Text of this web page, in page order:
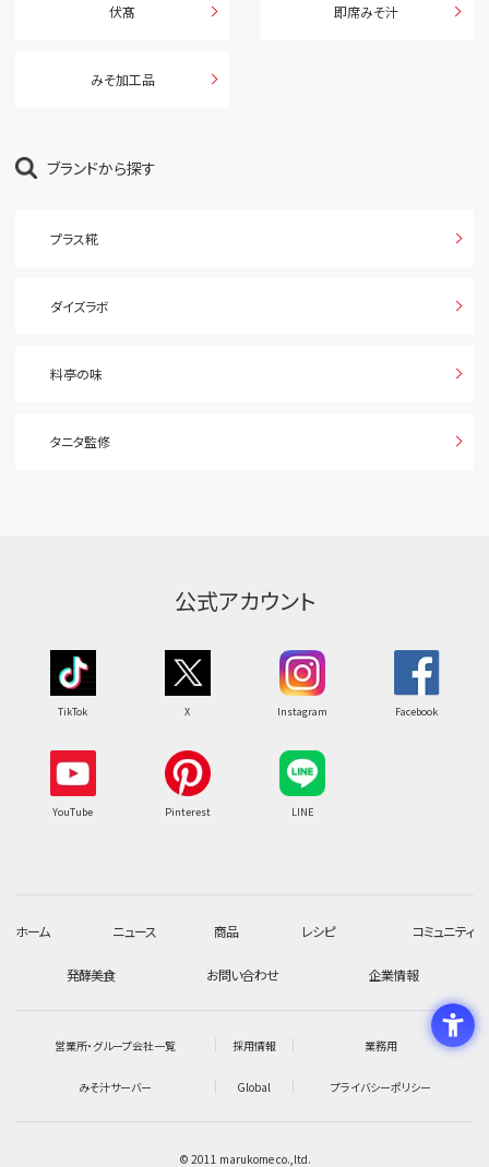
伏髙 即席みそ汁
みそ加工品
ブランドから探す
プラス糀
ダイズラボ
料亭の味
タニタ監修
公式アカウント
TikTok X Instagram Facebook
YouTube Pinterest LINE
ホーム ニュース 商品 レシピ コミュニティ
発酵美食 お問い合わせ 企業情報
営業所・グループ会社一覧 採用情報 業務用
みそ汁サーバー Global プライバシーポリシー
© 2011 marukome co.,ltd.